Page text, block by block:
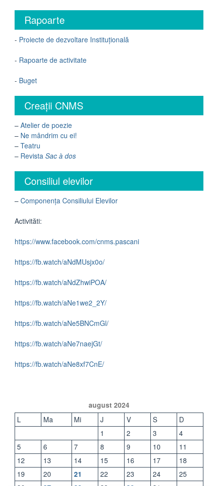
Rapoarte
- Proiecte de dezvoltare Instituțională
- Rapoarte de activitate
- Buget
Creații CNMS
– Atelier de poezie
– Ne mândrim cu ei!
– Teatru
– Revista Sac à dos
Consiliul elevilor
– Componența Consiliului Elevilor
Activităti:
https://www.facebook.com/cnms.pascani
https://fb.watch/aNdMUsjx0o/
https://fb.watch/aNdZhwiPOA/
https://fb.watch/aNe1we2_2Y/
https://fb.watch/aNe5BNCmGl/
https://fb.watch/aNe7naejGt/
https://fb.watch/aNe8xf7CnE/
august 2024
L
Ma Mi J V S
D
1
2 3
4
5
6 7 8 9 10
11
12
13 14 15 16 17
18
19
20 21 22 23 24
25